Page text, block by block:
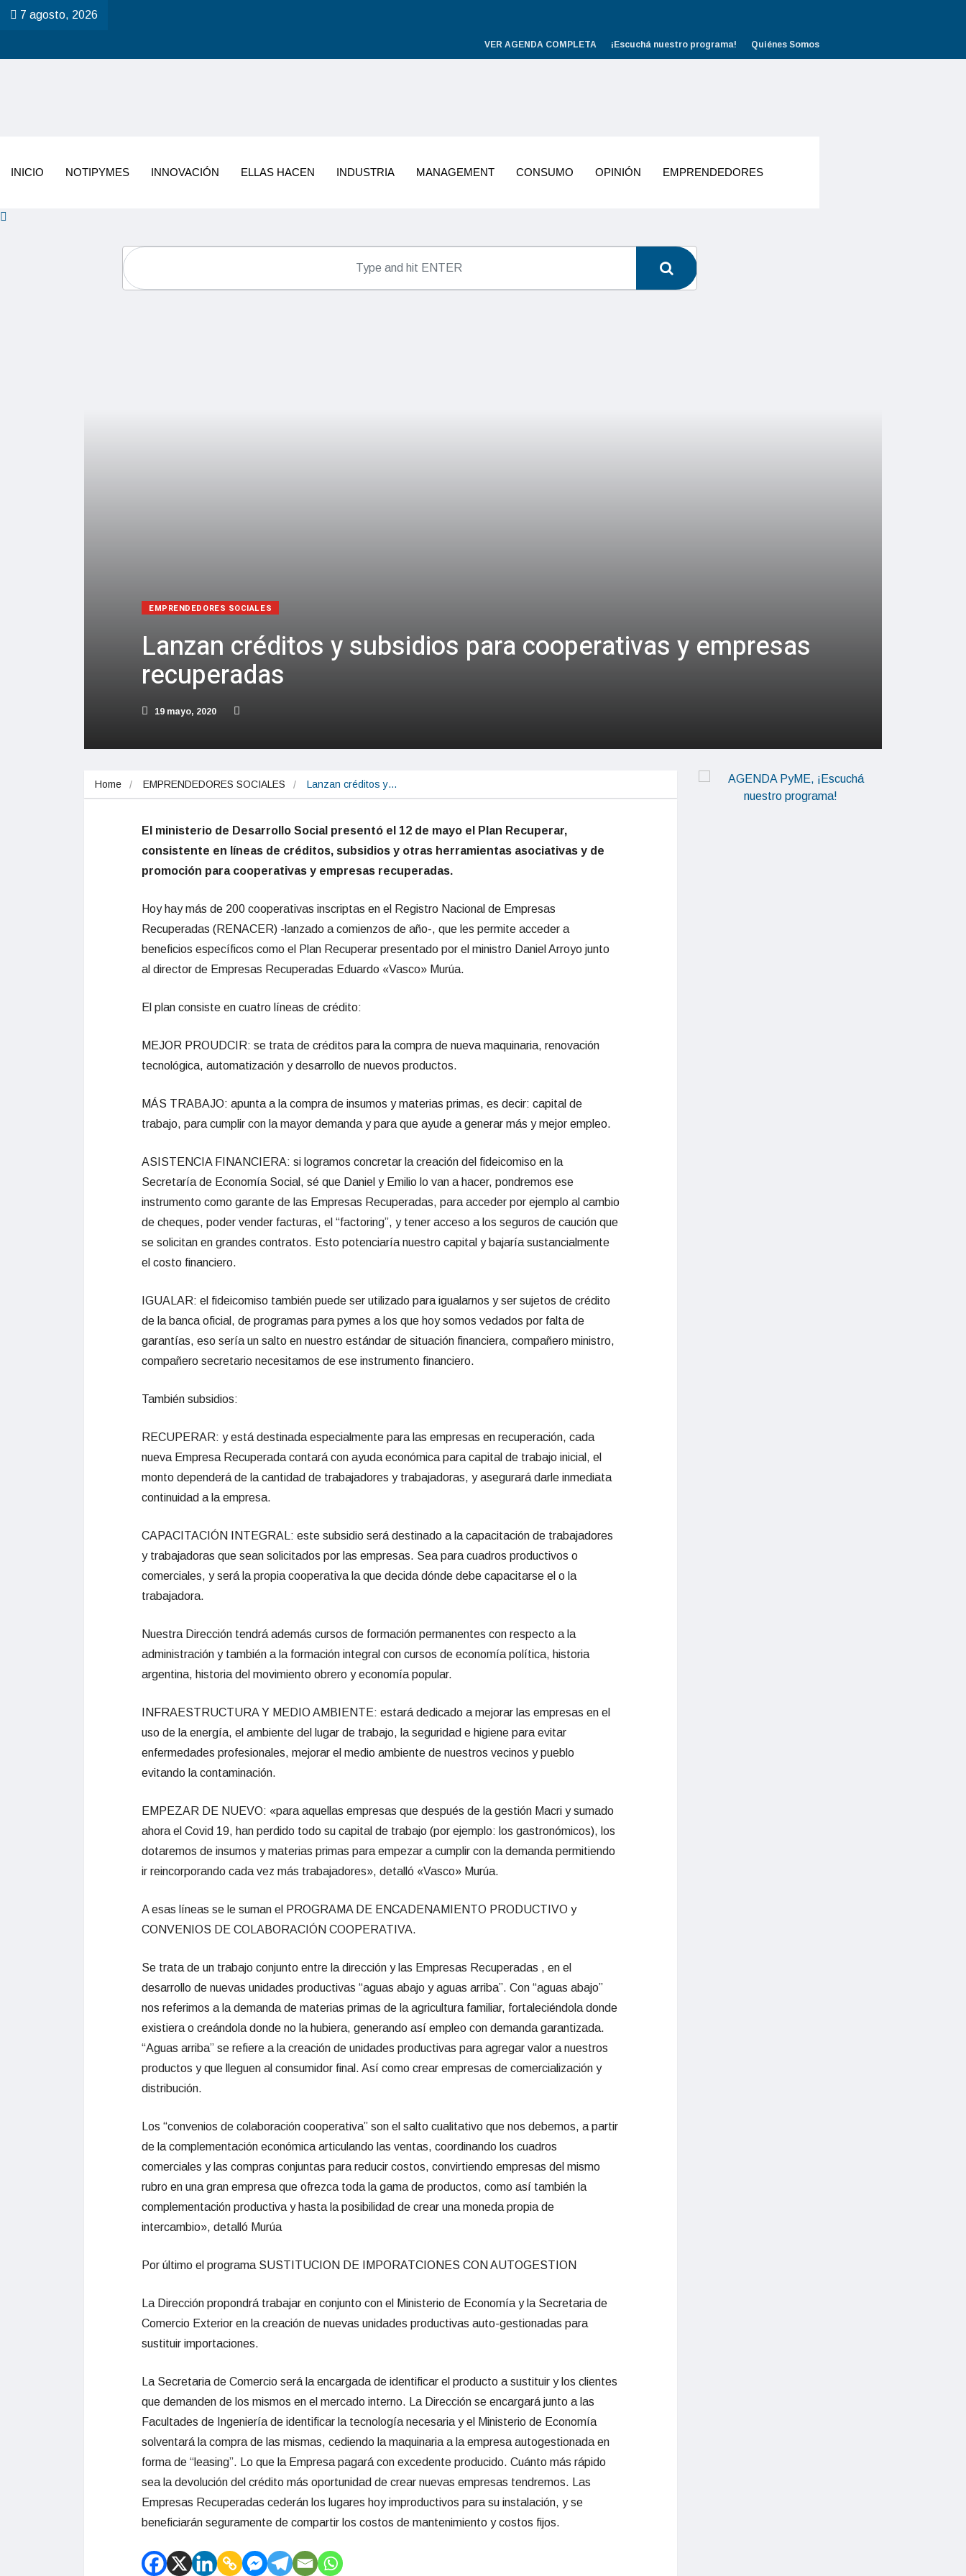
7 agosto, 2026
VER AGENDA COMPLETA ¡Escuchá nuestro programa! Quiénes Somos
INICIO NOTIPYMES INNOVACIÓN ELLAS HACEN INDUSTRIA MANAGEMENT CONSUMO OPINIÓN EMPRENDEDORES
EMPRENDEDORES SOCIALES
Lanzan créditos y subsidios para cooperativas y empresas
recuperadas
19 mayo, 2020
Home EMPRENDEDORES SOCIALES Lanzan créditos y…
El ministerio de Desarrollo Social presentó el 12 de mayo el Plan Recuperar,
consistente en líneas de créditos, subsidios y otras herramientas asociativas y de
promoción para cooperativas y empresas recuperadas.
Hoy hay más de 200 cooperativas inscriptas en el Registro Nacional de Empresas
Recuperadas (RENACER) -lanzado a comienzos de año-, que les permite acceder a
beneficios específicos como el Plan Recuperar presentado por el ministro Daniel Arroyo junto
al director de Empresas Recuperadas Eduardo «Vasco» Murúa.
El plan consiste en cuatro líneas de crédito:
MEJOR PROUDCIR: se trata de créditos para la compra de nueva maquinaria, renovación
tecnológica, automatización y desarrollo de nuevos productos.
MÁS TRABAJO: apunta a la compra de insumos y materias primas, es decir: capital de
trabajo, para cumplir con la mayor demanda y para que ayude a generar más y mejor empleo.
ASISTENCIA FINANCIERA: si logramos concretar la creación del fideicomiso en la
Secretaría de Economía Social, sé que Daniel y Emilio lo van a hacer, pondremos ese
instrumento como garante de las Empresas Recuperadas, para acceder por ejemplo al cambio
de cheques, poder vender facturas, el “factoring”, y tener acceso a los seguros de caución que
se solicitan en grandes contratos. Esto potenciaría nuestro capital y bajaría sustancialmente
el costo financiero.
IGUALAR: el fideicomiso también puede ser utilizado para igualarnos y ser sujetos de crédito
de la banca oficial, de programas para pymes a los que hoy somos vedados por falta de
garantías, eso sería un salto en nuestro estándar de situación financiera, compañero ministro,
compañero secretario necesitamos de ese instrumento financiero.
También subsidios:
RECUPERAR: y está destinada especialmente para las empresas en recuperación, cada
nueva Empresa Recuperada contará con ayuda económica para capital de trabajo inicial, el
monto dependerá de la cantidad de trabajadores y trabajadoras, y asegurará darle inmediata
continuidad a la empresa.
CAPACITACIÓN INTEGRAL: este subsidio será destinado a la capacitación de trabajadores
y trabajadoras que sean solicitados por las empresas. Sea para cuadros productivos o
comerciales, y será la propia cooperativa la que decida dónde debe capacitarse el o la
trabajadora.
Nuestra Dirección tendrá además cursos de formación permanentes con respecto a la
administración y también a la formación integral con cursos de economía política, historia
argentina, historia del movimiento obrero y economía popular.
INFRAESTRUCTURA Y ME DIO AMBIENTE: estará dedicado a mejorar las empresas en el
uso de la energía, el ambiente del lugar de trabajo, la seguridad e higiene para evitar
enfermedades profesionales, mejorar el medio ambiente de nuestros vecinos y pueblo
evitando la contaminación.
EMPEZAR DE NUEVO: «para aquellas empresas que después de la gestión Macri y sumado
ahora el Covid 19, han perdido todo su capital de trabajo (por ejemplo: los gastronómicos), los
dotaremos de insumos y materias primas para empezar a cumplir con la demanda permitiendo
ir reincorporando cada vez más trabajadores», detalló «Vasco» Murúa.
A esas líneas se le suman el PROGRAMA DE ENCADENAMIENTO PRODUCTIVO y
CONVENIOS DE COLABORACIÓN COOPERATIVA.
Se trata de un trabajo conjunto entre la dirección y las Empresas Recuperadas , en el
desarrollo de nuevas unidades productivas “aguas abajo y aguas arriba”. Con “aguas abajo”
nos referimos a la demanda de materias primas de la agricultura familiar, fortaleciéndola donde
existiera o creándola donde no la hubiera, generando así empleo con demanda garantizada.
“Aguas arriba” se refiere a la creación de unidades productivas para agregar valor a nuestros
productos y que lleguen al consumidor final. Así como crear empresas de comercialización y
distribución.
Los “convenios de colaboración cooperativa” son el salto cualitativo que nos debemos, a partir
de la complementación económica articulando las ventas, coordinando los cuadros
comerciales y las compras conjuntas para reducir costos, convirtiendo empresas del mismo
rubro en una gran empresa que ofrezca toda la gama de productos, como así también la
complementación productiva y hasta la posibilidad de crear una moneda propia de
intercambio», detalló Murúa
Por último el programa SUSTITUCION DE IMPORATCIONES CON AUTOGESTION
La Dirección propondrá trabajar en conjunto con el Ministerio de Economía y la Secretaria de
Comercio Exterior en la creación de nuevas unidades productivas auto-gestionadas para
sustituir importaciones.
La Secretaria de Comercio será la encargada de identificar el producto a sustituir y los clientes
que demanden de los mismos en el mercado interno. La Dirección se encargará junto a las
Facultades de Ingeniería de identificar la tecnología necesaria y el Ministerio de Economía
solventará la compra de las mismas, cediendo la maquinaria a la empresa autogestionada en
forma de “leasing”. Lo que la Empresa pagará con excedente producido. Cuánto más rápido
sea la devolución del crédito más oportunidad de crear nuevas empresas tendremos. Las
Empresas Recuperadas cederán los lugares hoy improductivos para su instalación, y se
beneficiarán seguramente de compartir los costos de mantenimiento y costos fijos.